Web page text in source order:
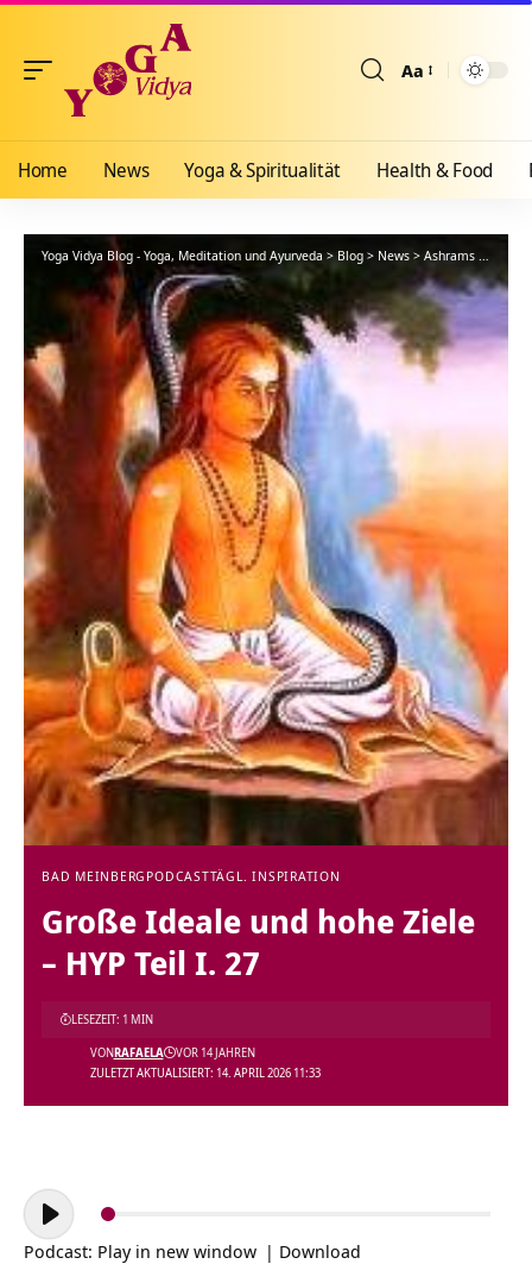
Aa
Home News Yoga & Spiritualität Health & Food
Yoga Vidya Blog - Yoga, Meditation und Ayurveda > Blog > News > Ashrams
BAD MEINBERG PODCASTTÄGL. INSPIRATION
Große Ideale und hohe Ziele
– HYP Teil I. 27
ZULETZT AKTUALISIERT: 14. APRIL 2026 11:33
VONRAFAELA VOR 14 JAHREN
LESEZEIT: 1 MIN
Audio-
Player
Podcast: Play in new window | Download